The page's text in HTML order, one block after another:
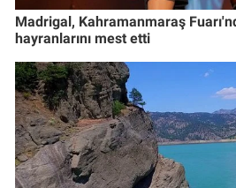
Madrigal, Kahramanmaraş
hayranlarını mest etti